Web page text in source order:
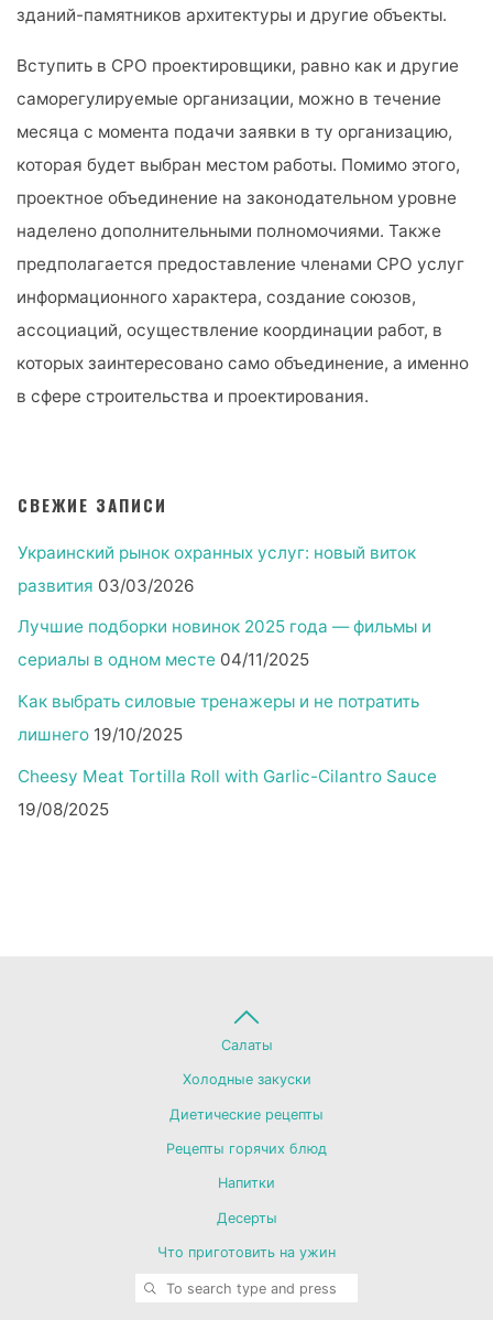
зданий-памятников архитектуры и другие объекты.
Вступить в СРО проектировщики, равно как и другие
саморегулируемые организации, можно в течение
месяца с момента подачи заявки в ту организацию,
которая будет выбран местом работы. Помимо этого,
проектное объединение на законодательном уровне
наделено дополнительными полномочиями. Также
предполагается предоставление членами СРО услуг
информационного характера, создание союзов,
ассоциаций, осуществление координации работ, в
которых заинтересовано само объединение, а именно
в сфере строительства и проектирования.
СВЕЖИЕ ЗАПИСИ
Украинский рынок охранных услуг: новый виток
развития 03/03/2026
Лучшие подборки новинок 2025 года — фильмы и
сериалы в одном месте 04/11/2025
Как выбрать силовые тренажеры и не потратить
лишнего 19/10/2025
Cheesy Meat Tortilla Roll with Garlic-Cilantro Sauce
19/08/2025
Салаты
Холодные закуски
Диетические рецепты
Рецепты горячих блюд
Напитки
Десерты
Что приготовить на ужин
SEARCH
Back
to
Top